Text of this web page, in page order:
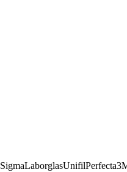
SigmaLaborglasUnifilPerfecta